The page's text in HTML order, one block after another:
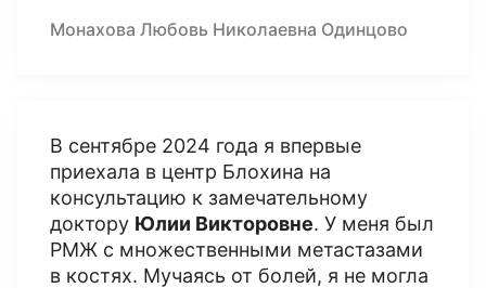
Монахова Любовь Николаевна Одинцово
В сентябре 2024 года я впервые
приехала в центр Блохина на
консультацию к замечательному
доктору Юлии Викторовне. У меня был
РМЖ с множественными метастазами
в костях. Мучаясь от болей, я не могла